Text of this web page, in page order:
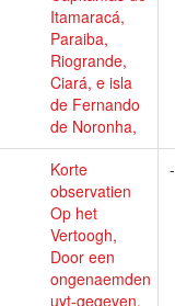
Itamaracá,
Paraiba,
Riogrande,
Ciará, e isla
de Fernando
de Noronha,
Korte
observatien
Op het
Vertoogh,
Door een
ongenaemden
uyt-gegeven,
-